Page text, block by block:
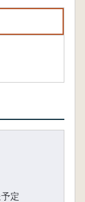
定